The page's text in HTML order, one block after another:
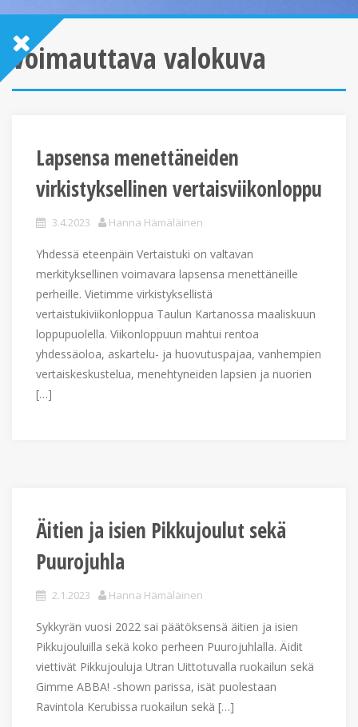
voimauttava valokuva
Lapsensa menettäneiden
virkistyksellinen vertaisviikonloppu
3.4.2023 Hanna Hämäläinen
Yhdessä eteenpäin Vertaistuki on valtavan
merkityksellinen voimavara lapsensa menettäneille
perheille. Vietimme virkistyksellistä
vertaistukiviikonloppua Taulun Kartanossa maaliskuun
loppupuolella. Viikonloppuun mahtui rentoa
yhdessäoloa, askartelu- ja huovutuspajaa, vanhempien
vertaiskeskustelua, menehtyneiden lapsien ja nuorien
[…]
Äitien ja isien Pikkujoulut sekä
Puurojuhla
2.1.2023 Hanna Hämäläinen
Sykkyrän vuosi 2022 sai päätöksensä äitien ja isien
Pikkujouluilla sekä koko perheen Puurojuhlalla. Äidit
viettivät Pikkujouluja Utran Uittotuvalla ruokailun sekä
Gimme ABBA! -shown parissa, isät puolestaan
Ravintola Kerubissa ruokailun sekä […]